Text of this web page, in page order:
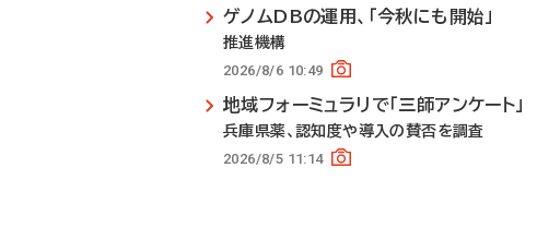
ゲノムDBの運用、「今秋にも開始」
推進機構
2026/8/6 10:49
地域フォーミュラリで「三師アンケート」
兵庫県薬、認知度や導入の賛否を調査
2026/8/5 11:14